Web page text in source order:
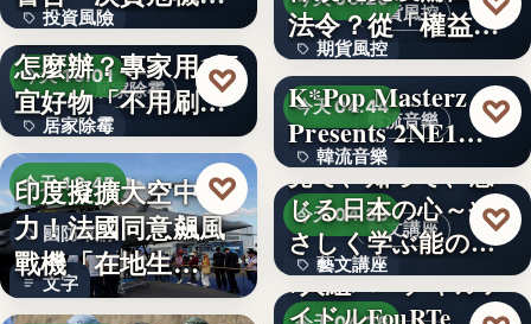
投資風險
文字
式」逆轉…
居家除霉
今天 19:01
居家除霉
文字
牆壁反覆潮濕發霉
怎麼辦？專家用1便
宜好物「不用刷清
除陳年…
♡
今天 18:45
國防軍購
文字
印度擬擴大空中戰
力！法國同意飆風
戰機「在地生
產」，機隊規…
♡
期貨風控
期貨風控
文字
法令？從「權益
數」定義看…
韓流音樂
今天 04:44
韓流音樂
文字
K*Pop Masterz
Presents 2NE1…
♡
藝文講座
今天 04:39
藝文講座
1,000円
見て、知って、感
じる日本の心～や
さしく学ぶ能の世
界へ
♡
7人組バーチャルア
イドルFouRTe